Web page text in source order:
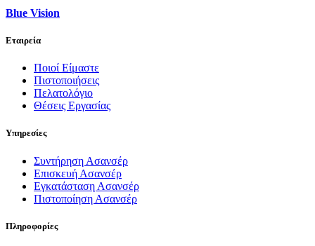
Blue Vision
Εταιρεία
Ποιοί Είμαστε
Πιστοποιήσεις
Πελατολόγιο
Θέσεις Εργασίας
Υπηρεσίες
Συντήρηση Ασανσέρ
Επισκευή Ασανσέρ
Εγκατάσταση Ασανσέρ
Πιστοποίηση Ασανσέρ
Πληροφορίες